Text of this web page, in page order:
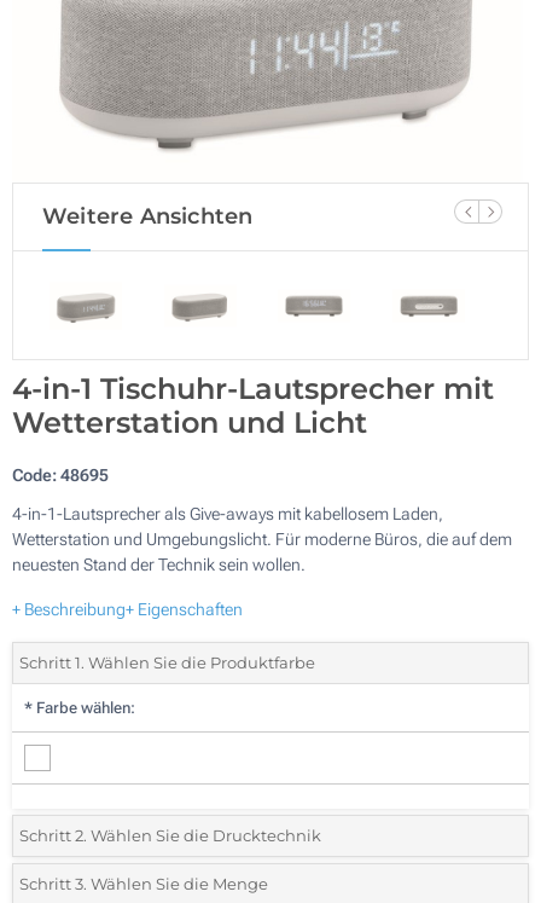
Weitere Ansichten
4-in-1 Tischuhr-Lautsprecher mit
Wetterstation und Licht
Code:48695
4-in-1-Lautsprecher als Give-aways mit kabellosem Laden,
Wetterstation und Umgebungslicht. Für moderne Büros, die auf dem
neuesten Stand der Technik sein wollen.
+ Beschreibung+ Eigenschaften
Schritt 1. Wählen Sie die Produktfarbe
* Farbe wählen:
Schritt 2. Wählen Sie die Drucktechnik
*Wählen Sie die Druck- und Farbtechniken für Ihr Logo:
Schritt 3. Wählen Sie die Menge